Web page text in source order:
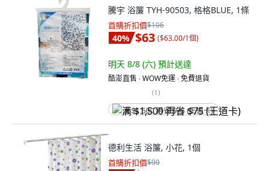
騰宇 浴簾 TYH-90503, 格格BLUE, 1條
首購折扣價$106
40% $63 ($63.00/1個)
明天 8/8 (六) 預計送達
酷澎直售 ∙ WOW免運 ∙ 免費退貨
(1)
满 $1,500 再省 $75 (王道卡)
德利生活 浴簾, 小花, 1個
首購折扣價$90